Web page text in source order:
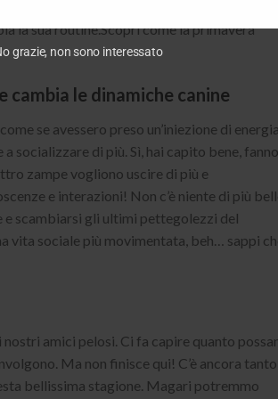
e le giornate più lunghe insieme al tuo
la sua routine.Scopri come la primavera
cambia le dinamiche canine
se avessero preso un’iniezione di energia
socializzare di più. Sì, hai capito bene, fanno
zampe vogliono uscire di più e
e interazioni! Non c’è niente di più
e scambiarsi gli ultimi pettegolezzi del
vita sociale più movimentata, beh… sappi
amici pelosi. Ci fa capire quanto
Ma non finisce qui! C’è ancora
bellissima stagione. Magari potremmo
grazie, non sono interessato